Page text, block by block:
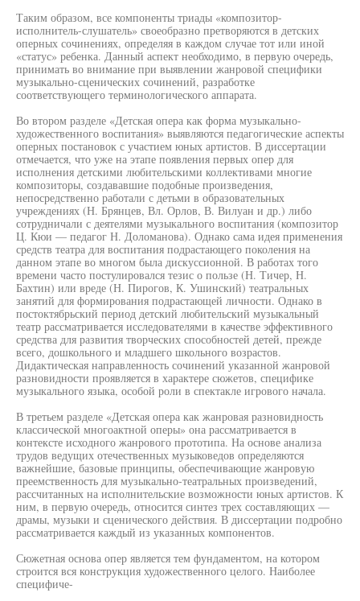
Таким образом, все компоненты триады «композитор-
исполнитель-слушатель» своеобразно претворяются в детских
оперных сочинениях, определяя в каждом случае тот или иной
«статус» ребенка. Данный аспект необходимо, в первую очередь,
принимать во внимание при выявлении жанровой специфики
музыкально-сценических сочинений, разработке
соответствующего терминологического аппарата.
Во втором разделе «Детская опера как форма музыкально-
художественного воспитания» выявляются педагогические аспекты
оперных постановок с участием юных артистов. В диссертации
отмечается, что уже на этапе появления первых опер для
исполнения детскими любительскими коллективами многие
композиторы, создававшие подобные произведения,
непосредственно работали с детьми в образовательных
учреждениях (Н. Брянцев, Вл. Орлов, В. Вилуан и др.) либо
сотрудничали с деятелями музыкального воспитания (композитор
Ц. Кюи — педагог Н. Доломанова). Однако сама идея применения
средств театра для воспитания подрастающего поколения на
данном этапе во многом была дискуссионной. В работах того
времени часто постулировался тезис о пользе (Н. Тичер, Н.
Бахтин) или вреде (Н. Пирогов, К. Ушинский) театральных
занятий для формирования подрастающей личности. Однако в
постоктябрьский период детский любительский музыкальный
театр рассматривается исследователями в качестве эффективного
средства для развития творческих способностей детей, прежде
всего, дошкольного и младшего школьного возрастов.
Дидактическая направленность сочинений указанной жанровой
разновидности проявляется в характере сюжетов, специфике
музыкального языка, особой роли в спектакле игрового начала.
В третьем разделе «Детская опера как жанровая разновидность
классической многоактной оперы» она рассматривается в
контексте исходного жанрового прототипа. На основе анализа
трудов ведущих отечественных музыковедов определяются
важнейшие, базовые принципы, обеспечивающие жанровую
преемственность для музыкально-театральных произведений,
рассчитанных на исполнительские возможности юных артистов. К
ним, в первую очередь, относится синтез трех составляющих —
драмы, музыки и сценического действия. В диссертации подробно
рассматривается каждый из указанных компонентов.
Сюжетная основа опер является тем фундаментом, на котором
строится вся конструкция художественного целого. Наиболее
специфиче-